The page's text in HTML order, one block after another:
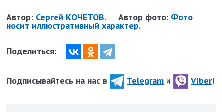
Автор: Сергей КОЧЕТОВ. Автор фото: Фото
носит иллюстративный характер.
Поделиться:
Подписывайтесь на нас в Telegram и Viber!